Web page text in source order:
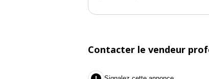
Contacter le vendeur